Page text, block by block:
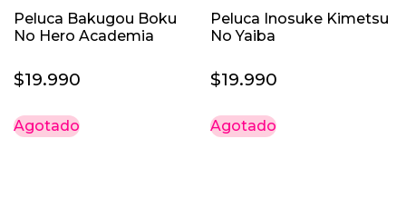
Peluca Bakugou Boku
No Hero Academia
$19.990
Agotado
Peluca Inosuke Kimetsu
No Yaiba
$19.990
Agotado